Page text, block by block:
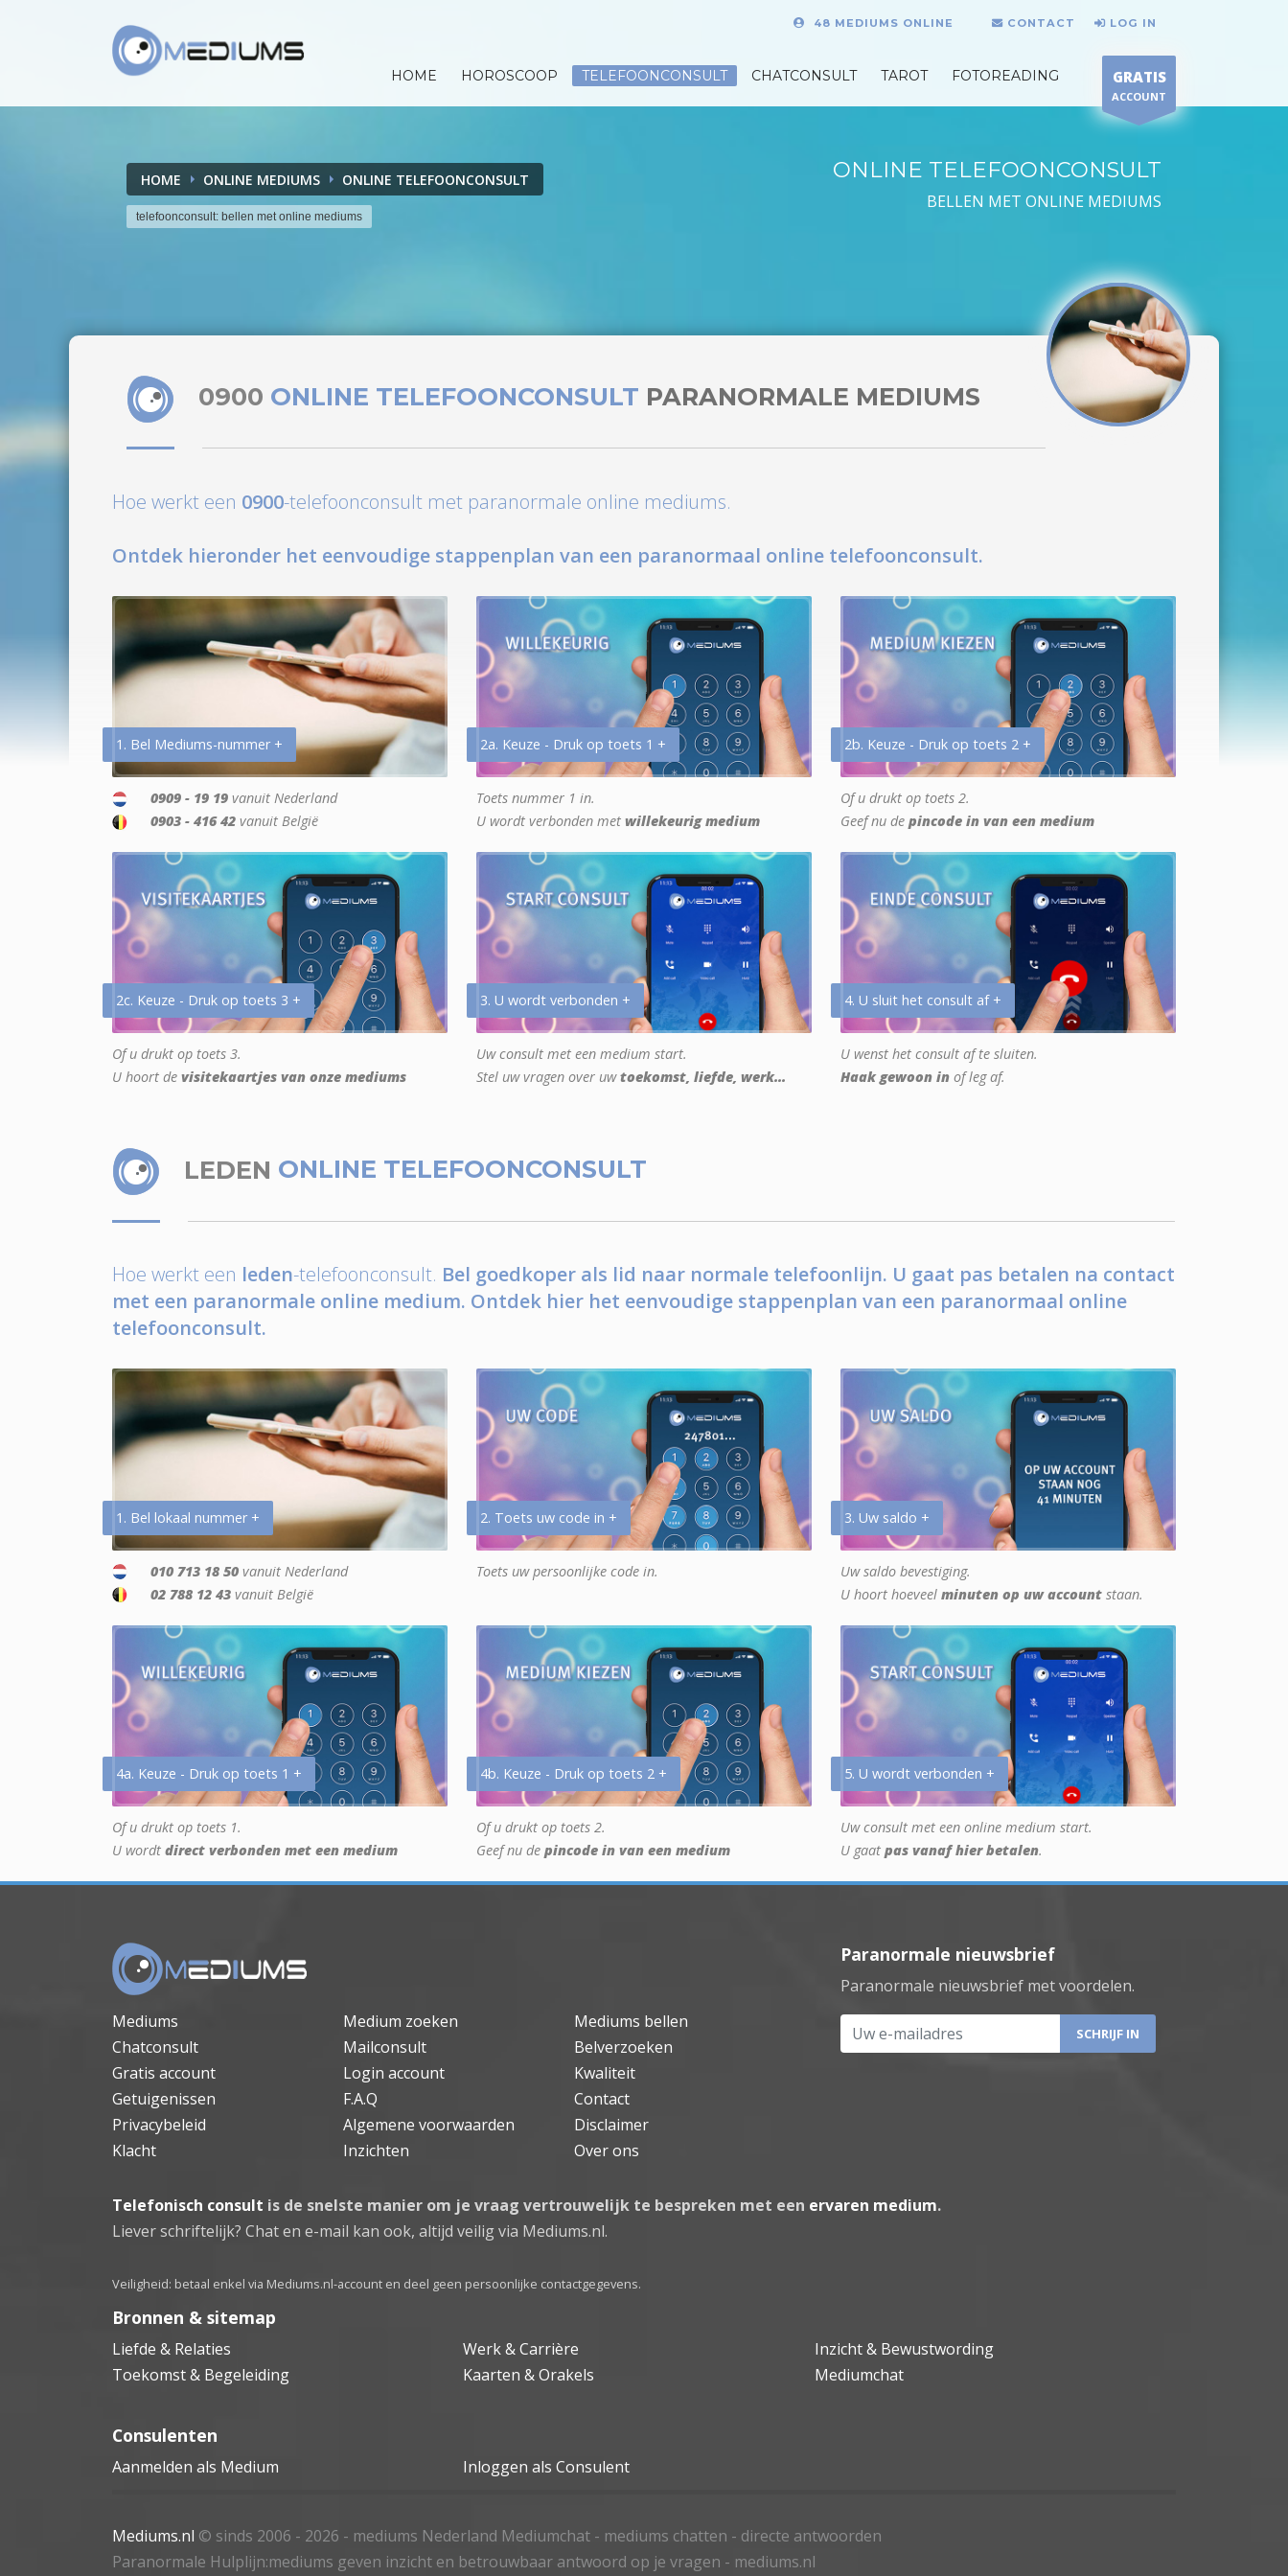
48 MEDIUMS ONLINE CONTACT LOG IN
HOME HOROSCOOP TELEFOONCONSULT CHATCONSULT TAROT FOTOREADING GRATIS
ACCOUNT
HOME ONLINE MEDIUMS ONLINE TELEFOONCONSULT
telefoonconsult: bellen met online mediums
ONLINE TELEFOONCONSULT
BELLEN MET ONLINE MEDIUMS
0900 ONLINE TELEFOONCONSULT PARANORMALE MEDIUMS
Hoe werkt een 0900-telefoonconsult met paranormale online mediums.
Ontdek hieronder het eenvoudige stappenplan van een paranormaal online telefoonconsult.
1. Bel Mediums-nummer +
0909 - 19 19 vanuit Nederland
0903 - 416 42 vanuit België
2a. Keuze - Druk op toets 1 +
Toets nummer 1 in.
U wordt verbonden met willekeurig medium
2b. Keuze - Druk op toets 2 +
Of u drukt op toets 2.
Geef nu de pincode in van een medium
2c. Keuze - Druk op toets 3 +
Of u drukt op toets 3.
U hoort de visitekaartjes van onze mediums
3. U wordt verbonden +
Uw consult met een medium start.
Stel uw vragen over uwtoekomst, liefde, werk...
4. U sluit het consult af +
U wenst het consult af te sluiten.
Haak gewoon in of leg af.
LEDEN ONLINE TELEFOONCONSULT
Hoe werkt een leden-telefoonconsult. Bel goedkoper als lid naar normale telefoonlijn. U gaat pas betalen na contact
met een paranormale online medium. Ontdek hier het eenvoudige stappenplan van een paranormaal online
telefoonconsult.
1. Bel lokaal nummer +
010 713 18 50 vanuit Nederland
02 788 12 43 vanuit België
2. Toets uw code in +
Toets uw persoonlijke code in.
3. Uw saldo +
Uw saldo bevestiging.
U hoort hoeveel minuten op uw account staan.
4a. Keuze - Druk op toets 1 +
Of u drukt op toets 1.
U wordt direct verbonden met een medium
4b. Keuze - Druk op toets 2 +
Of u drukt op toets 2.
Geef nu de pincode in van een medium
5. U wordt verbonden +
Uw consult met een online medium start.
U gaat pas vanaf hier betalen.
Mediums Medium zoeken
Mediums bellen
Chatconsult
Mailconsult
Belverzoeken
Gratis account
Login account
Kwaliteit
Getuigenissen
F.A.Q
Contact
Privacybeleid
Algemene voorwaarden
Disclaimer
Klacht
Inzichten Over ons
Paranormale nieuwsbrief
Paranormale nieuwsbrief met voordelen.
Uw e-mailadres
Telefonisch consult is de snelste manier om je vraag vertrouwelijk te bespreken met een ervaren medium.
Liever schriftelijk? Chat en e-mail kan ook, altijd veilig via Mediums.nl.
Veiligheid: betaal enkel via Mediums.nl-account en deel geen persoonlijke contactgegevens.
Bronnen & sitemap
Liefde & Relaties Werk & Carrière
Inzicht & Bewustwording
Toekomst & Begeleiding
Kaarten & Orakels Mediumchat
Consulenten
Aanmelden als Medium Inloggen als Consulent
Mediums.nl © sinds 2006 - 2026 - mediums Nederland Mediumchat - mediums chatten - directe antwoorden
Paranormale Hulplijn:mediums geven inzicht en betrouwbaar antwoord op je vragen - mediums.nl